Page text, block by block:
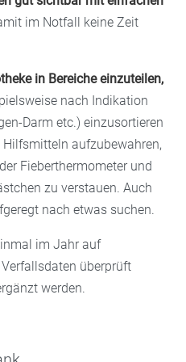
mit „Ihren“ Mitteln,
gemacht haben.
im Notfall keine Zeit
in Bereiche einzuteilen,
nach Indikation
Darm etc.) einzusortieren
aufzubewahren,
Fieberthermometer und
zu verstauen. Auch
nach etwas suchen.
im Jahr auf
überprüft
werden.